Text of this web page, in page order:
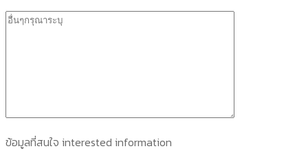
ข้อมูลที่สนใจ interested information